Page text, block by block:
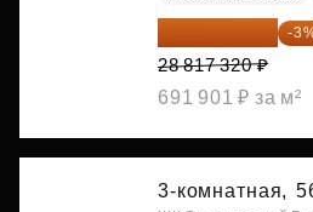
27 952 800 ₽ -
28 817 320 ₽
691 901 ₽ за м²
3-комнатная,